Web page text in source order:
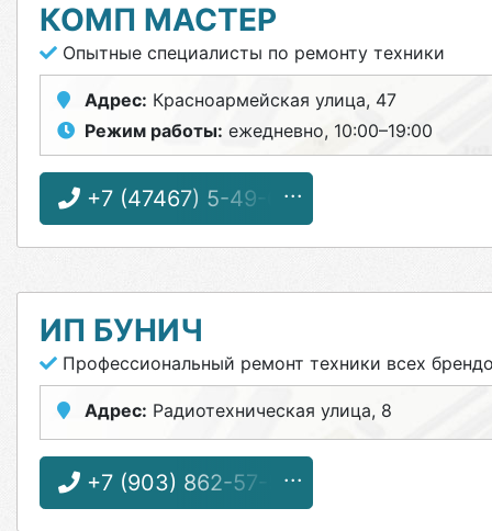
КОМП МАСТЕР
Опытные специалисты по ремонту техники
Адрес: Красноармейская улица, 47
Режим работы: ежедневно, 10:00–19:00
+7 (47467) 5-49-64
ИП БУНИЧ
Профессиональный ремонт техники всех
Адрес: Радиотехническая улица, 8
+7 (903) 862-57-58